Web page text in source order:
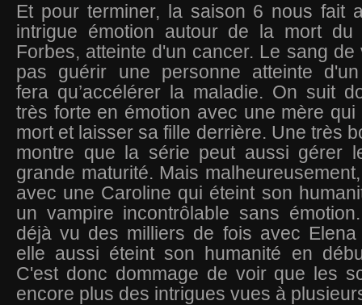
Et pour terminer, la saison 6 nous fait
intrigue émotion autour de la mort du
Forbes, atteinte d'un cancer. Le sang
pas guérir une personne atteinte
fera qu’accélérer la maladie. On suit
très forte en émotion avec une mère
mort et laisser sa fille derrière. Une très
montre que la série peut aussi gérer
grande maturité. Mais
avec une Caroline qui éteint son
un vampire incontrôlable sans
déjà vu des milliers de fois avec
elle aussi éteint son humanité en
C'est donc dommage de voir que les
encore plus des intrigues vues à